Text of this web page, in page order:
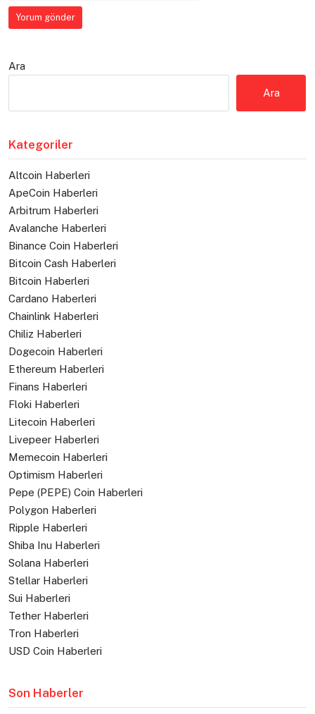
Ara
Ara
Kategoriler
Altcoin Haberleri
ApeCoin Haberleri
Arbitrum Haberleri
Avalanche Haberleri
Binance Coin Haberleri
Bitcoin Cash Haberleri
Bitcoin Haberleri
Cardano Haberleri
Chainlink Haberleri
Chiliz Haberleri
Dogecoin Haberleri
Ethereum Haberleri
Finans Haberleri
Floki Haberleri
Litecoin Haberleri
Livepeer Haberleri
Memecoin Haberleri
Optimism Haberleri
Pepe (PEPE) Coin Haberleri
Polygon Haberleri
Ripple Haberleri
Shiba Inu Haberleri
Solana Haberleri
Stellar Haberleri
Sui Haberleri
Tether Haberleri
Tron Haberleri
USD Coin Haberleri
Son Haberler